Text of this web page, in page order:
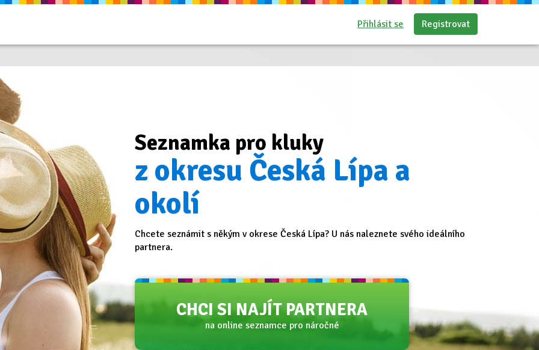
Přihlásit se Registrovat
Seznamka pro kluky
z okresu Česká Lípa a
okolí
Chcete seznámit s někým v okrese Česká Lípa? U nás naleznete svého ideálního
partnera.
CHCI SI NAJÍT PARTNERA
na online seznamce pro náročné